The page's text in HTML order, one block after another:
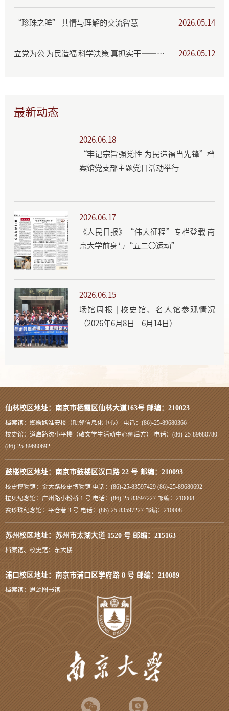
“珍珠之眸” 共情与理解的交流智慧 2026.05.14
立党为公 为民造福 科学决策 真抓实干——树立和践行正确政绩观学习教育专题展 2026.05.12
最新动态
2026.06.18
“牢记宗旨强党性 为民造福当先锋”档
案馆党支部主题党日活动举行
2026.06.17
《人民日报》“伟大征程”专栏登载 南
京大学前身与“五二〇运动”
2026.06.15
场馆周报 | 校史馆、名人馆参观情况
（2026年6月8日—6月14日）
仙林校区地址：南京市栖霞区仙林大道163号 邮编：210023
档案馆：嫏嬛路淮安楼（毗邻信息化中心） 电话：(86)-25-89680366
校史馆：道启路沈小平楼（敬文学生活动中心侧后方） 电话：(86)-25-89680780
(86)-25-89680692
鼓楼校区地址：南京市鼓楼区汉口路 22 号 邮编：210093
校史博物馆：金大路校史博物馆 电话：(86)-25-83597429 (86)-25-89680692
拉贝纪念馆：广州路小粉桥 1 号 电话：(86)-25-83597227 邮编：210008
赛珍珠纪念馆：平仓巷 3 号 电话：(86)-25-83597227 邮编：210008
苏州校区地址：苏州市太湖大道 1520 号 邮编：215163
档案馆、校史馆：东大楼
浦口校区地址：南京市浦口区学府路 8 号 邮编：210089
档案馆：思源图书馆